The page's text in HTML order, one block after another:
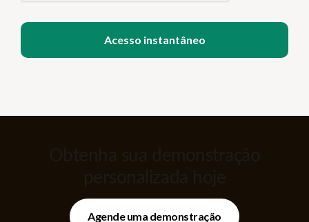
Agende uma demonstração